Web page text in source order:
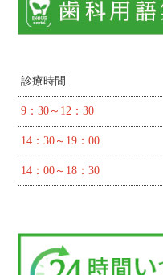
診療時間
9：30～12：30
14：30～19：00
14：00～18：30